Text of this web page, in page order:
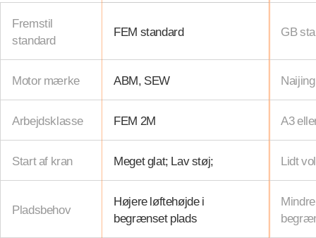
Fremstil
standard
FEM standard GB
Motor mærke ABM, SEW
Arbejdsklasse FEM 2M A3
Start af kran Meget glat; Lav støj; Lidt
Pladsbehov
Højere løftehøjde i
begrænset plads